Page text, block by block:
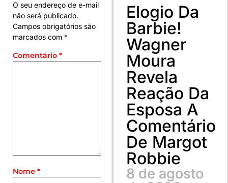
O seu endereço de e-mail
não será publicado.
Campos obrigatórios são
marcados com *
Comentário *
Nome *
Elogio Da
Barbie!
Wagner
Moura
Revela
Reação Da
Esposa A
Comentário
De Margot
Robbie
8 de agosto